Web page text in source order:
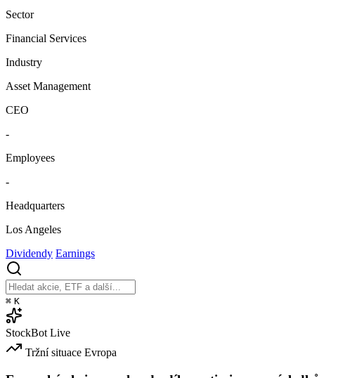
Sector
Financial Services
Industry
Asset Management
CEO
-
Employees
-
Headquarters
Los Angeles
Dividendy Earnings
⌘ K
StockBot Live
Tržní situace Evropa